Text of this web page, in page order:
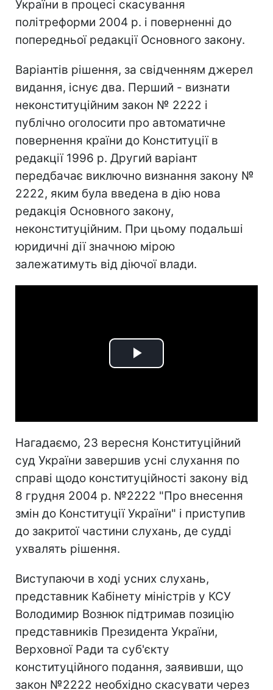
України в процесі скасування
політреформи 2004 р. і поверненні до
попередньої редакції Основного закону.
Варіантів рішення, за свідченням джерел
видання, існує два. Перший - визнати
неконституційним закон № 2222 і
публічно оголосити про автоматичне
повернення країни до Конституції в
редакції 1996 р. Другий варіант
передбачає виключно визнання закону №
2222, яким була введена в дію нова
редакція Основного закону,
неконституційним. При цьому подальші
юридичні дії значною мірою
залежатимуть від діючої влади.
Play
Нагадаємо, 23 вересня Конституційний
суд України завершив усні слухання по
справі щодо конституційності закону від
8 грудня 2004 р. №2222 "Про внесення
змін до Конституції України" і приступив
до закритої частини слухань, де судді
ухвалять рішення.
Виступаючи в ході усних слухань,
представник Кабінету міністрів у КСУ
Володимир Вознюк підтримав позицію
представників Президента України,
Верховної Ради та суб'єкту
конституційного подання, заявивши, що
закон №2222 необхідно скасувати через